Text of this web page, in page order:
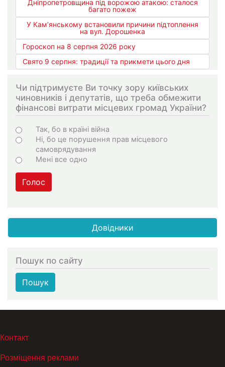
Дніпропетровщина під ворожою атакою: сталося
багато пожеж
У Кам’янському встановили причини підтоплення
на вул. Дорошенка
Гороскоп на 8 серпня 2026 року
Свято 9 серпня: традиції та прикмети цього дня
Чи підтримуєте Ви точку зору київських
чиновників і депутатів, що треба обмежити
фінансові витрати місцевих громад України?
Choices
Так, бо в країні війна
Ні, бо це порушення прав місцевого
самоврядування
Мені все одно
Голос
Довідники
Пошук по сайту
Пошук
МЕНЮ В ПОДВАЛЕ
Контакт
Розміщення реклами